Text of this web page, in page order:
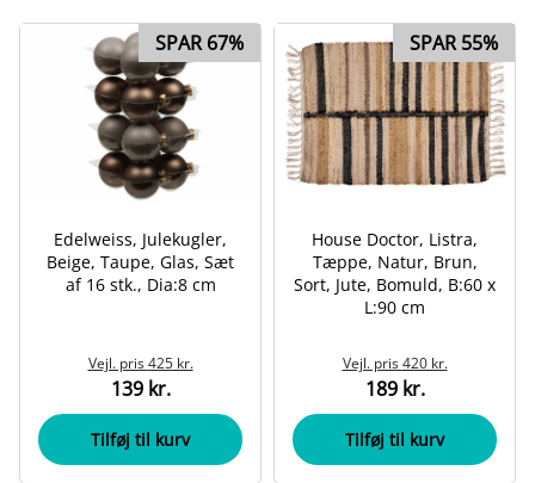
ro og sammenhæng, isoveværelset, hvor den
understøtter afslapning, og i
køkkenet, hvor varme
nuancer giver et indbydende udtryk.
SPAR 67%
Edelweiss, Julekugler,
Beige, Taupe, Glas, Sæt
af 16 stk., Dia:8 cm
Vejl. pris425 kr.
139 kr.
Tilføj til kurv
SPAR 55%
House Doctor, Listra,
Tæppe, Natur, Brun,
Sort, Jute, Bomuld, B:60 x
L:90 cm
Vejl. pris420 kr.
189 kr.
Tilføj til kurv